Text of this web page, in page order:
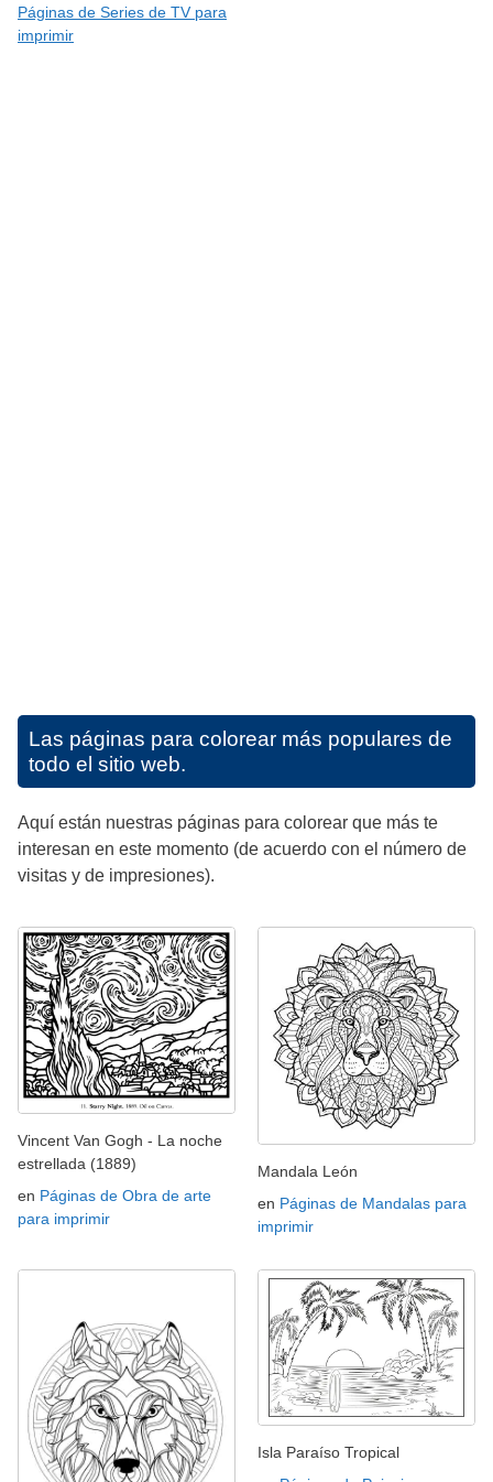
Páginas de Series de TV para
imprimir
Las páginas para colorear más populares de
todo el sitio web.
Aquí están nuestras páginas para colorear que más te
interesan en este momento (de acuerdo con el número de
visitas y de impresiones).
Vincent Van Gogh - La noche
estrellada (1889)
en Páginas de Obra de arte
para imprimir
Mandala León
en Páginas de Mandalas para
imprimir
Isla Paraíso Tropical